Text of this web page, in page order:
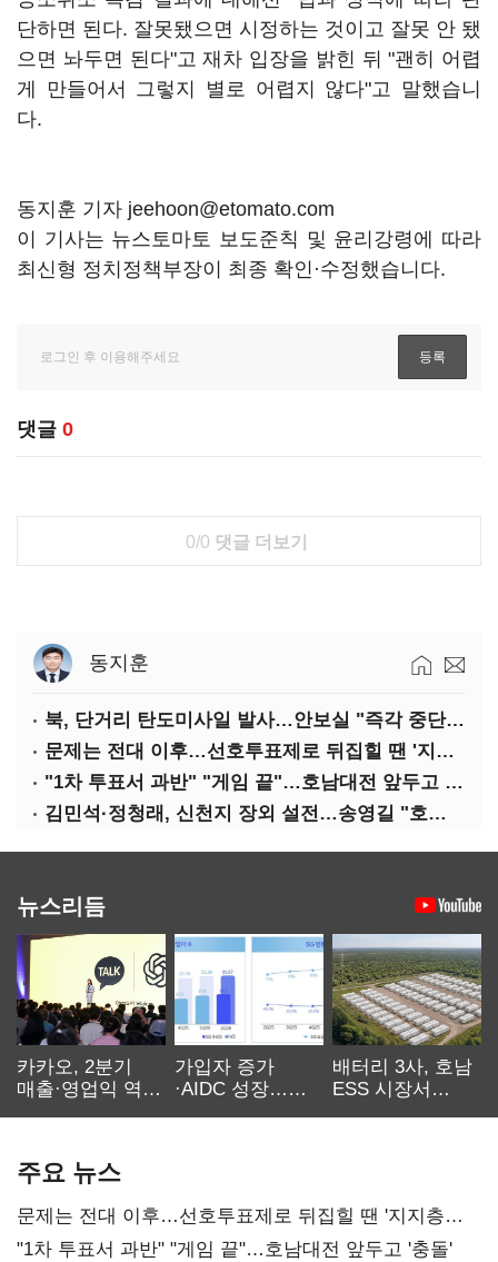
단하면 된다. 잘못됐으면 시정하는 것이고 잘못 안 됐
으면 놔두면 된다"고 재차 입장을 밝힌 뒤 "괜히 어렵
게 만들어서 그렇지 별로 어렵지 않다"고 말했습니
다.
동지훈 기자 jeehoon@etomato.com
이 기사는 뉴스토마토 보도준칙 및 윤리강령에 따라
최신형 정치정책부장이 최종 확인·수정했습니다.
댓글 0
0/0 댓글 더보기
동지훈
북, 단거리 탄도미사일 발사…안보실 "즉각 중단 촉구"
문제는 전대 이후…선호투표제로 뒤집힐 땐 '지지층 불복'
"1차 투표서 과반" "게임 끝"…호남대전 앞두고 '충돌'
김민석·정청래, 신천지 장외 설전…송영길 "호남 계몽 규탄"
뉴스리듬
카카오, 2분기
매출·영업익 역대
가입자 증가
·AIDC 성장…
배터리 3사, 호남
ESS 시장서
주요 뉴스
문제는 전대 이후…선호투표제로 뒤집힐 땐 '지지층
불복'
"1차 투표서 과반" "게임 끝"…호남대전 앞두고 '충돌'